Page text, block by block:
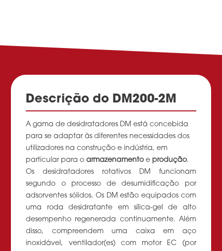
Descrição do DM200-2M
A gama de desidratadores DM está concebida
para se adaptar às diferentes necessidades dos
utilizadores na construção e indústria, em
particular para oarmazenamento e produção.
Os desidratadores rotativos DM funcionam
segundo o processo de desumidificação por
adsorventes sólidos. Os DM estão equipados com
uma roda desidratante em sílica-gel de alto
desempenho regenerada continuamente. Além
disso, compreendem uma caixa em aço
inoxidável, ventilador(es) com motor EC (por